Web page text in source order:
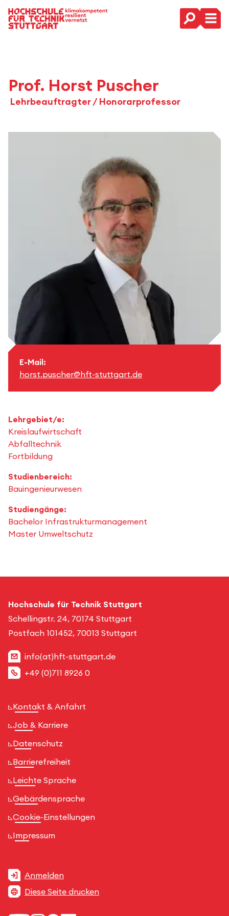
Hauptnavigation
Prof. Horst Puscher
Lehrbeauftragter / Honorarprofessor
Lehrgebiet/e:
Kreislaufwirtschaft
Abfalltechnik
Fortbildung
Studienbereich:
Bauingenieurwesen
Studiengänge:
Bachelor Infrastrukturmanagement
Master Umweltschutz
E-Mail:
horst.puscher@hft-stuttgart.de
Hochschule für Technik Stuttgart
Schellingstr. 24, 70174 Stuttgart
Postfach 101452, 70013 Stuttgart
info(at)hft-stuttgart.de
+49 (0)711 8926 0
Kontakt & Anfahrt
Job & Karriere
Datenschutz
Barrierefreiheit
Leichte Sprache
Gebärdensprache
Cookie-Einstellungen
Impressum
Anmelden
Diese Seite drucken